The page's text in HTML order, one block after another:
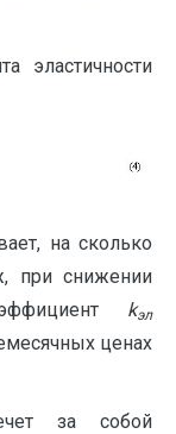
эластичности
на сколько
при снижении
kэл
ценах
за собой